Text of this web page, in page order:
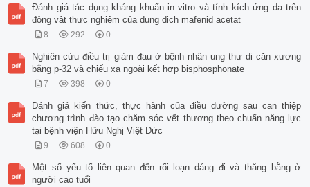
Đánh giá tác dụng kháng khuẩn in vitro và tính kích ứng da trên
động vật thực nghiệm của dung dịch mafenid acetat
8 292 0
Nghiên cứu điều trị giảm đau ở bệnh nhân ung thư di căn xương
bằng p-32 và chiếu xạ ngoài kết hợp bisphosphonate
7 398 0
Đánh giá kiến thức, thực hành của điều dưỡng sau can thiệp
chương trình đào tạo chăm sóc vết thương theo chuẩn năng lực
tại bệnh viện Hữu Nghị Việt Đức
9 608 0
Một số yếu tố liên quan đến rối loạn dáng đi và thăng bằng ở
người cao tuổi